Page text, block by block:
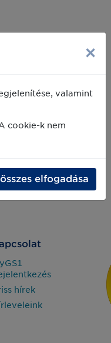
hírek
×
valamint
cookie-k nem
elfogadása